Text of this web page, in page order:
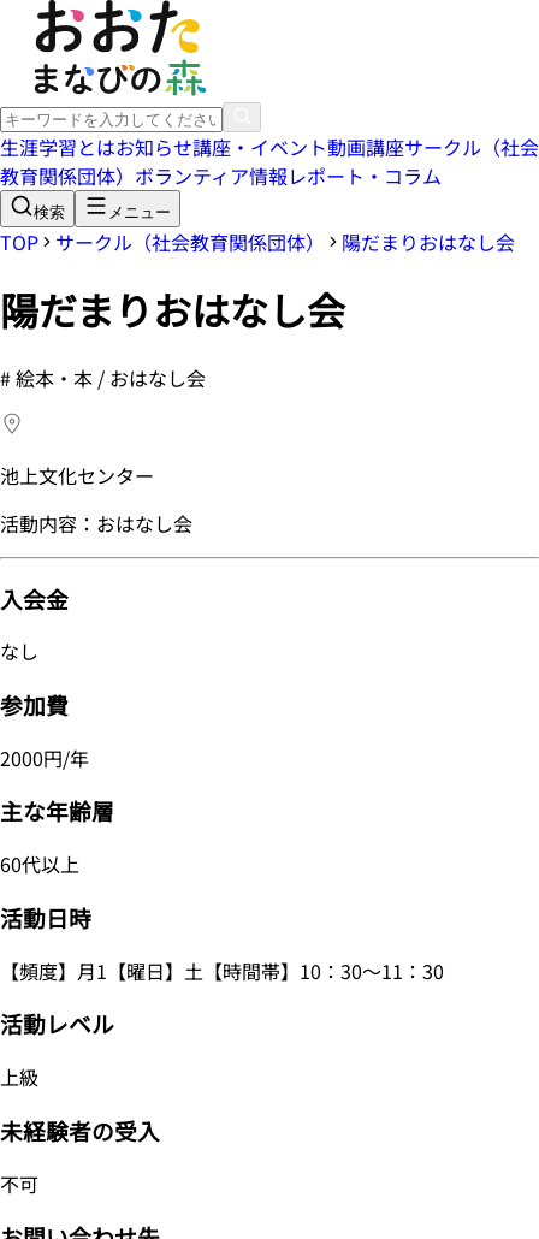
生涯学習とはお知らせ講座・イベント動画講座サークル（社会
教育関係団体） ボランティア情報レポート・コラム
検索 メニュー
TOP サークル（社会教育関係団体） 陽だまりおはなし会
陽だまりおはなし会
#絵本・本 / おはなし会
池上文化センター
活動内容：おはなし会
入会金
なし
参加費
2000円/年
主な年齢層
60代以上
活動日時
【頻度】月1【曜日】土【時間帯】10：30～11：30
活動レベル
上級
未経験者の受入
不可